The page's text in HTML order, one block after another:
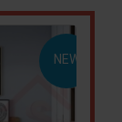
NEW